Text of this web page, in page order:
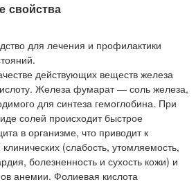
свойства
для лечения и профилактики
действующих веществ железа
Железа фумарат — соль железа,
для синтеза гемоглобина. При
солей происходит быстрое
в организме, что приводит к
(слабость, утомляемость,
болезненность и сухость кожи) и
анемии. Фолиевая кислота